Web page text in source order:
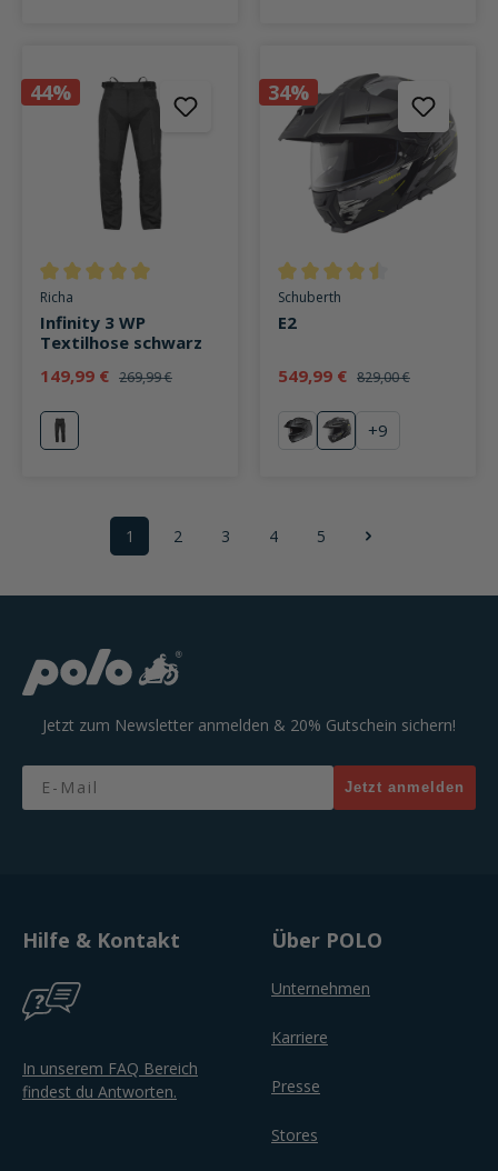
44%
Durchschnittliche Bewertung von 5 von 5 Sternen
Richa
Infinity 3 WP
Textilhose schwarz
149,99 € 269,99 €
schwarz
34%
Durchschnittliche Bewertung
Schuberth
E2
549,99 € 829,00 €
mattschwarz
Trail Yellow
+9
Seite
1 Seite
2 Seite
3 Seite
4 Seite
5
Jetzt zum Newsletter anmelden & 20% Gutschein sichern!
Email
Jetzt anmelden
Hilfe & Kontakt
In unserem FAQ Bereich
findest du Antworten.
Über POLO
Unternehmen
Karriere
Presse
Stores